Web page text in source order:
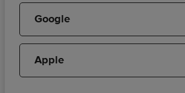
Google
Apple